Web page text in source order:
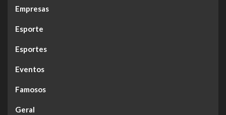
Empresas
Esporte
Esportes
Eventos
Famosos
Geral